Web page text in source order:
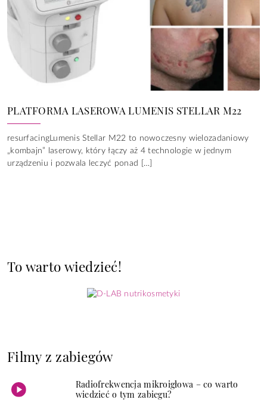
PLATFORMA LASEROWA LUMENIS STELLAR M22
resurfacingLumenis Stellar M22 to nowoczesny wielozadaniowy
„kombajn” laserowy, który łączy aż 4 technologie w jednym
urządzeniu i pozwala leczyć ponad […]
To warto wiedzieć!
Filmy z zabiegów
Radiofrekwencja mikroigłowa – co warto
wiedzieć o tym zabiegu?